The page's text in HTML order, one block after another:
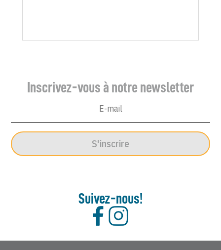
Inscrivez-vous à notre newsletter
S'inscrire
Suivez-nous!